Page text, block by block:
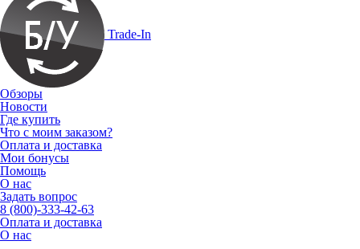
Trade-In
Обзоры
Новости
Где купить
Что с моим заказом?
Оплата и доставка
Мои бонусы
Помощь
О нас
Задать вопрос
8 (800)-333-42-63
Оплата и доставка
О нас